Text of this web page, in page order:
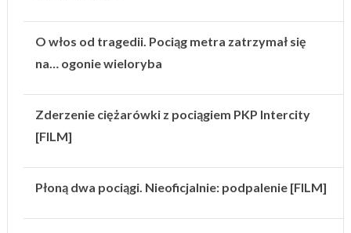
O włos od tragedii. Pociąg metra zatrzymał się
na… ogonie wieloryba
Zderzenie ciężarówki z pociągiem PKP Intercity
[FILM]
Płoną dwa pociągi. Nieoficjalnie: podpalenie [FILM]